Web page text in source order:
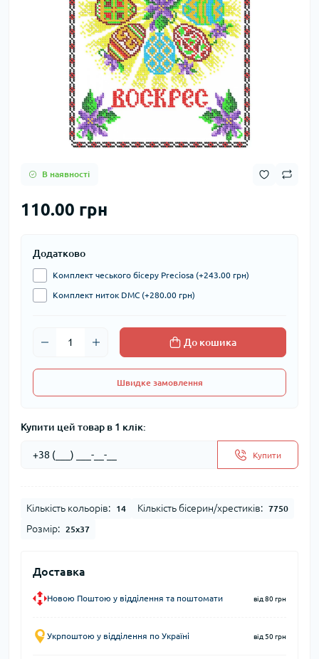
В наявності
110.00 грн
Додатково
Комплект чеського бісеру Preciosa (+243.00 грн)
Комплект ниток DMC (+280.00 грн)
До кошика
Швидке замовлення
Купити цей товар в 1 клік:
Купити
Кількість кольорів: 14 Кількість бісерин/хрестиків: 7750
Розмір: 25x37
Доставка
Новою Поштою у відділення та поштомати від 80 грн
Укрпоштою у відділення по Україні від 50 грн